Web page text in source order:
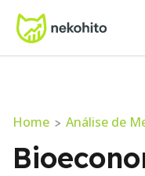
Home > Análise de